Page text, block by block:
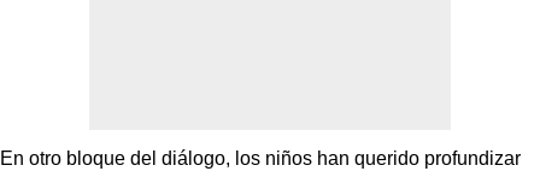
En otro bloque del diálogo, los niños han querido profundizar